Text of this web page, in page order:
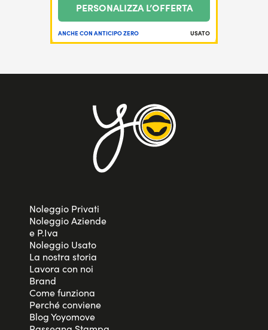
PERSONALIZZA L’OFFERTA
ANCHE CON ANTICIPO ZERO USATO
Noleggio Privati
Noleggio Aziende
e P.Iva
Noleggio Usato
La nostra storia
Lavora con noi
Brand
Come funziona
Perché conviene
Blog Yoyomove